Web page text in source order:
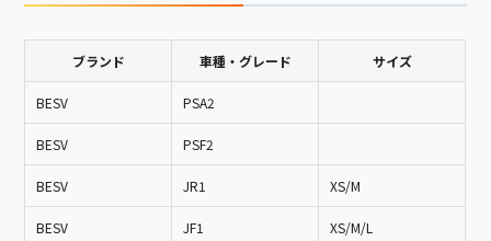
ブランド 車種・グレード サイズ
BESV PSA2
BESV PSF2
BESV JR1 XS/M
BESV JF1 XS/M/L